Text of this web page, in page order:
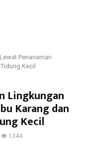
Penanaman
Kecil
Lingkungan
Karang dan
Kecil
1344